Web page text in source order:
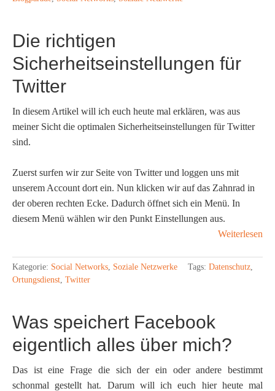
Die richtigen
Sicherheitseinstellungen für
Twitter
In diesem Artikel will ich euch heute mal erklären, was aus
meiner Sicht die optimalen Sicherheitseinstellungen für Twitter
sind.
Zuerst surfen wir zur Seite von Twitter und loggen uns mit
unserem Account dort ein. Nun klicken wir auf das Zahnrad in
der oberen rechten Ecke. Dadurch öffnet sich ein Menü. In
diesem Menü wählen wir den Punkt Einstellungen aus.
Weiterlesen
Kategorie: Social Networks, Soziale Netzwerke Tags: Datenschutz,
Ortungsdienst, Twitter
Was speichert Facebook
eigentlich alles über mich?
Das ist eine Frage die sich der ein oder andere bestimmt
schonmal gestellt hat. Darum will ich euch hier heute mal